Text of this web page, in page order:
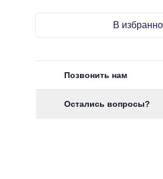
В
Позвонить нам
Остались вопросы?